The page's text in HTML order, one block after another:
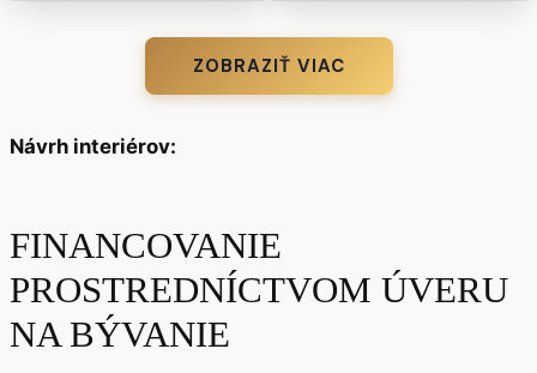
ZOBRAZIŤ VIAC
Návrh interiérov:
FINANCOVANIE
PROSTREDNÍCTVOM ÚVERU
NA BÝVANIE